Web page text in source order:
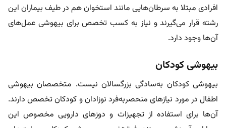
افرادی مبتلا به سرطان‌هایی مانند استخوان هم در طیف بیماران این
رشته قرار می‌گیرند و نیاز به کسب تخصص برای بیهوشی عمل‌های
آن‌ها وجود دارد.
بیهوشی کودکان
بیهوشی کودکان به‌سادگی بزرگسالان نیست. متخصصان بیهوشی
اطفال در مورد نیازهای منحصر‌به‌فرد نوزادان و کودکان تخصص دارند.
آن‌ها برای استفاده از تجهیزات و دوزهای دارویی مخصوص این